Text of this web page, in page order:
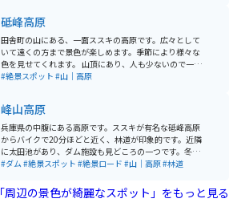
砥峰高原
田舎町の山にある、一面ススキの高原です。広々として
いて遠くの方まで景色が楽しめます。季節により様々な
色を見せてくれます。 山頂にあり、人も少ないので一人
でのんびりしたい、ゆっくりしたい時にはオススメで
#絶景スポット #山｜高原
峰山高原
兵庫県の中腹にある高原です。ススキが有名な砥峰高原
からバイクで20分ほどと近く、林道が印象的です。近隣
に太田池があり、ダム施設も見どころの一つです。冬場
はスキー場としても有名です。
#ダム#絶景スポット #絶景ロード #山｜高原#林道
「周辺の景色が綺麗なスポット」をもっと見る